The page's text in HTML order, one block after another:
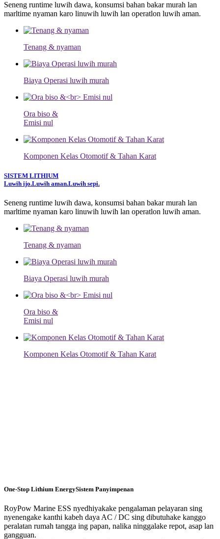
Seneng runtime luwih dawa, konsumsi bahan bakar murah lan
marltime nyaman karo linuwih luwih lan operatlon luwih aman.
Tenang & nyaman
Biaya Operasi luwih murah
Ora biso &
Emisi nul
Komponen Kelas Otomotif & Tahan Karat
SISTEM LITHIUM
Luwih ijo.Luwih aman.Luwih sepi.
Seneng runtime luwih dawa, konsumsi bahan bakar murah lan
marltime nyaman karo linuwih luwih lan operatlon luwih aman.
Tenang & nyaman
Biaya Operasi luwih murah
Ora biso &
Emisi nul
Komponen Kelas Otomotif & Tahan Karat
One-Stop Lithium EnergySistem Panyimpenan
RoyPow Marine ESS nyedhiyakake pengalaman pelayaran sing
nyenengake kanthi kabeh daya AC / DC sing dibutuhake kanggo
peralatan rumah tangga ing papan, nalika ninggalake repot, asap lan
gangguan.